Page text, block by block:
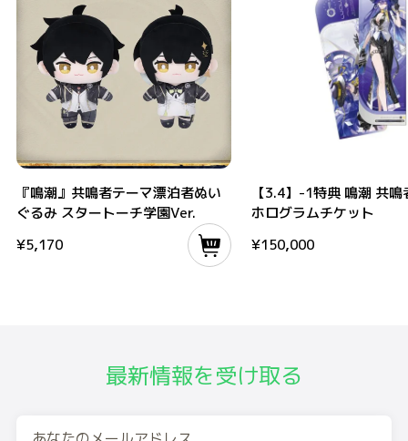
『鳴潮』共鳴者テーマ漂泊者ぬい
ぐるみ スタートーチ学園Ver.
¥5,170
【3.4】-1特典 鳴潮 共
ホログラムチケット
¥150,000
最新情報を受け取る